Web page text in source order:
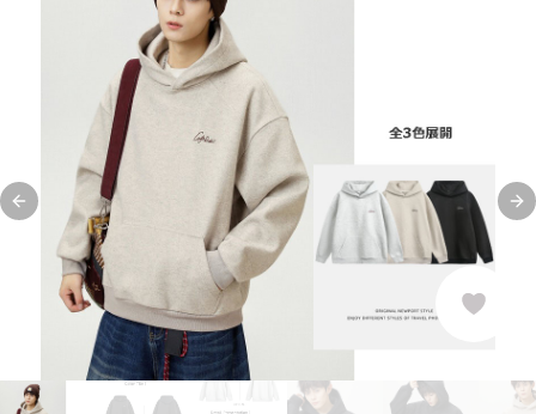
Previous slide